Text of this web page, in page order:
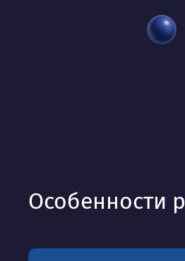
Особенности